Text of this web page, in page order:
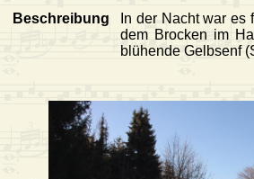
Beschreibung
In der Nacht war
dem Brocken im
blühende Gelbsenf